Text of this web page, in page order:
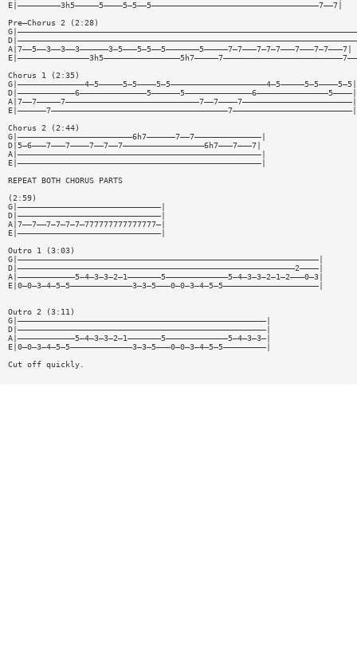
E|—————————3h5—————5————5—5——5———————————————————————————————————7——7|
Pre—Chorus 2 (2:28)
A|7——5——3——3——3——————3—5———5—5——5———————5—————7—7———7—7—7———7———7—7———7|
Chorus 1 (2:35)
G|——————————————4—5—————5—5————5—5————————————————————4—5—————5—5————5—5|
D|————————————6——————————————5——————5——————————————6———————————————5————|
A|7——7—————7————————————————————————————7——7————7———————————————————————|
E|——————7—————————————————————————————————————7—————————————————————————|
Chorus 2 (2:44)
G|————————————————————————6h7——————7——7——————————————|
D|5—6———7———7————7——7——7—————————————————6h7———7———7|
A|———————————————————————————————————————————————————|
E|———————————————————————————————————————————————————|
REPEAT BOTH CHORUS PARTS
(2:59)
G|——————————————————————————————|
D|——————————————————————————————|
A|7——7——7—7—7—7—777777777777777—|
E|——————————————————————————————|
Outro 1 (3:03)
G|———————————————————————————————————————————————————————————————|
D|——————————————————————————————————————————————————————————2————|
A|————————————5—4—3—3—2—1———————5—————————————5—4—3—3—2—1—2———0—3|
E|0—0—3—4—5—5—————————————3—3—5———0—0—3—4—5—5————————————————————|
Outro 2 (3:11)
G|————————————————————————————————————————————————————|
D|————————————————————————————————————————————————————|
A|————————————5—4—3—3—2—1———————5—————————————5—4—3—3—|
E|0—0—3—4—5—5—————————————3—3—5———0—0—3—4—5—5—————————|
Cut off quickly.